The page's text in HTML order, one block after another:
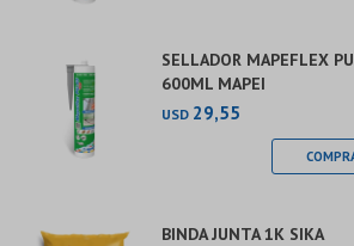
SELLADOR MAPEFLEX
600ML MAPEI
USD 29,55
BINDA JUNTA 1K SIKA